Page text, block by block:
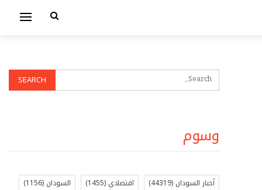
وسوم
أخبار السودان (44319) اقتصادي (1455) السودان (1156)